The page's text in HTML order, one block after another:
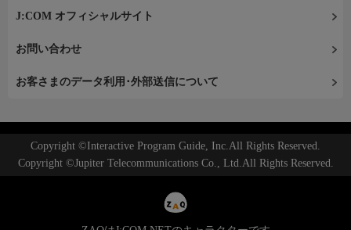
J:COM オフィシャルサイト
お問い合わせ
お客さまのデータ利用･外部送信について
Copyright ©Interactive Program Guide, Inc.All Rights Reserved.
Copyright ©Jupiter Telecommunications Co., Ltd.All Rights Reserved.